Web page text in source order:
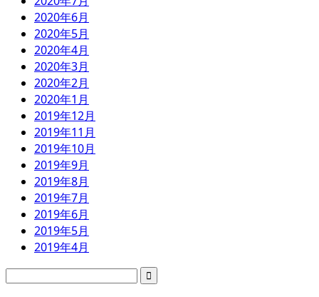
2020年6月
2020年5月
2020年4月
2020年3月
2020年2月
2020年1月
2019年12月
2019年11月
2019年10月
2019年9月
2019年8月
2019年7月
2019年6月
2019年5月
2019年4月